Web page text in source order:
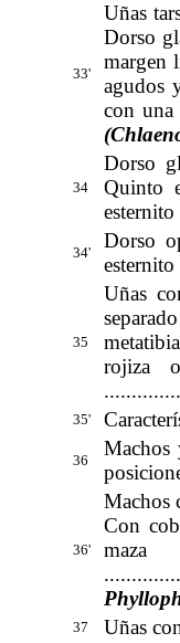
33'
Uñas
Dorso
margen
agudos
con
34
Dorso
Quinto
34'
Dorso
35
Uñas
rojiza
35'
36
Machos
36'
Machos
Con
37 Uñas